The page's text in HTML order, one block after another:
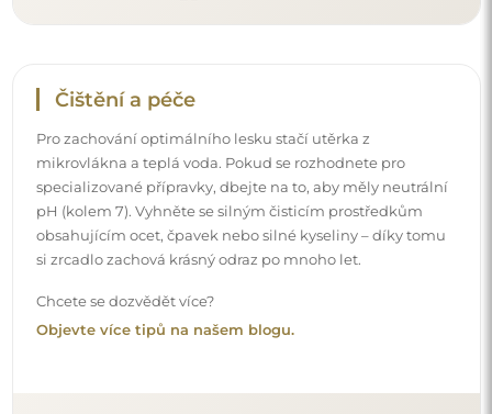
Doručení až domů
Nabízíme službu doručení až domů, díky které
převezmete zásilku přímo u svých dveří. Za příplatek 40€
nabízíme také
službu vnesení dovnitř
, která umožňuje
doručit zásilku přímo do vašeho domu (pro rozměry do
80×120 cm nebo průměr 100 cm). U větších produktů
může být potřeba menší pomoc, např. otevření dveří.
kurýr zásilku do vnitřku vašeho domu nevnese.